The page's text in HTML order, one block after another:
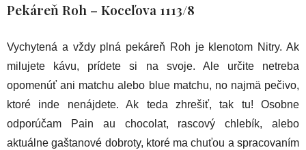
Pekáreň Roh – Koceľova 1113/8
Vychytená a vždy plná pekáreň Roh je klenotom Nitry. Ak
milujete kávu, prídete si na svoje. Ale určite netreba
opomenúť ani matchu alebo blue matchu, no najmä pečivo,
ktoré inde nenájdete. Ak teda zhrešiť, tak tu! Osobne
odporúčam Pain au chocolat, rascový chlebík, alebo
aktuálne gaštanové dobroty, ktoré ma chuťou a spracovaním